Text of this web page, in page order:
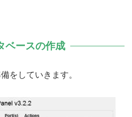
ベースの作成
をしていきます。